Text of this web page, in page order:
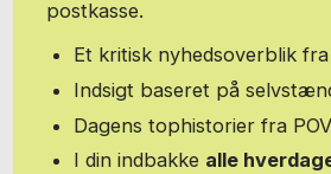
postkasse.
Et kritisk nyhedsoverblik
Indsigt baseret på
Dagens tophistorier fra
I din indbakke alle